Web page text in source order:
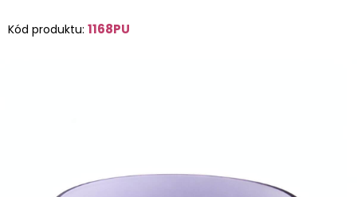
Kód produktu: 1168PU